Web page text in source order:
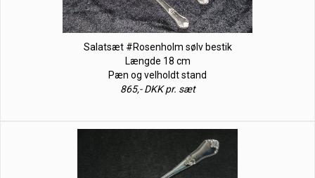
Salatsæt #Rosenholm sølv bestik
Længde 18 cm
Pæn og velholdt stand
865,- DKK pr. sæt